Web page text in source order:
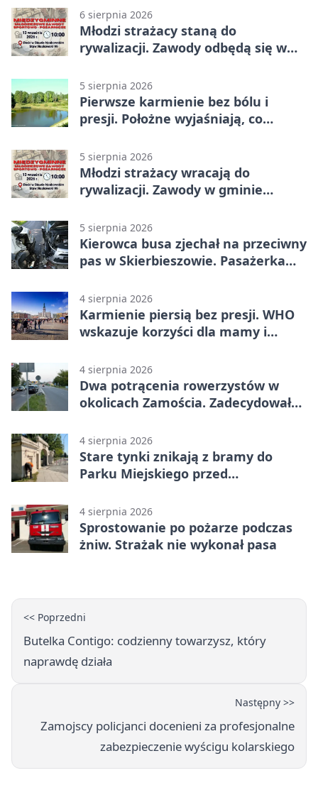
6 sierpnia 2026
Młodzi strażacy staną do
rywalizacji. Zawody odbędą się w
5 sierpnia 2026
Pierwsze karmienie bez bólu i
presji. Położne wyjaśniają, co
5 sierpnia 2026
Młodzi strażacy wracają do
rywalizacji. Zawody w gminie
5 sierpnia 2026
Kierowca busa zjechał na przeciwny
pas w Skierbieszowie. Pasażerka
4 sierpnia 2026
Karmienie piersią bez presji. WHO
wskazuje korzyści dla mamy i
4 sierpnia 2026
Dwa potrącenia rowerzystów w
okolicach Zamościa. Zadecydowało
4 sierpnia 2026
Stare tynki znikają z bramy do
Parku Miejskiego przed
4 sierpnia 2026
Sprostowanie po pożarze podczas
żniw. Strażak nie wykonał pasa
<< Poprzedni
Butelka Contigo: codzienny towarzysz, który
naprawdę działa
Następny >>
Zamojscy policjanci docenieni za profesjonalne
zabezpieczenie wyścigu kolarskiego